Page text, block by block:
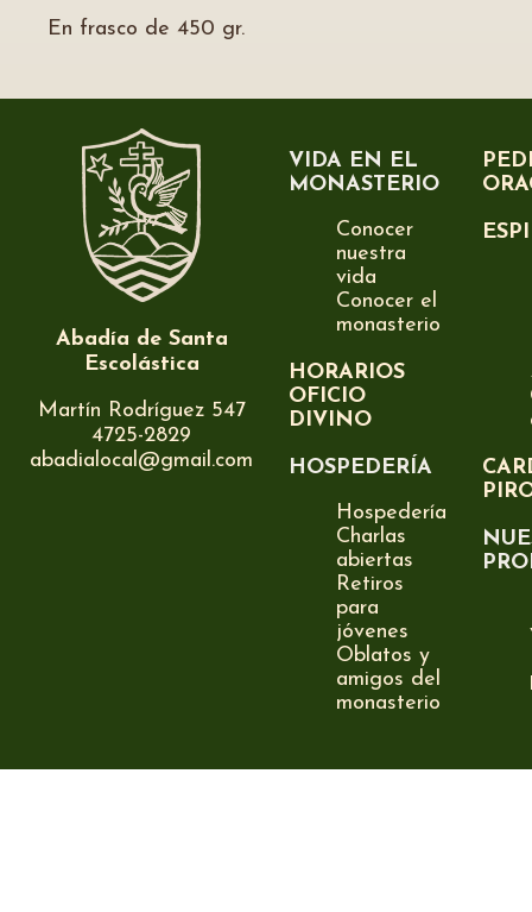
En frasco de 450 gr.
Abadía de Santa
Escolástica
Martín Rodríguez 547
4725-2829
abadialocal@gmail.com
VIDA EN EL
MONASTERIO
Conocer
nuestra
vida
Conocer el
monasterio
HORARIOS
OFICIO
DIVINO
HOSPEDERÍA
Hospedería
Charlas
abiertas
Retiros
para
jóvenes
Oblatos y
amigos del
monasterio